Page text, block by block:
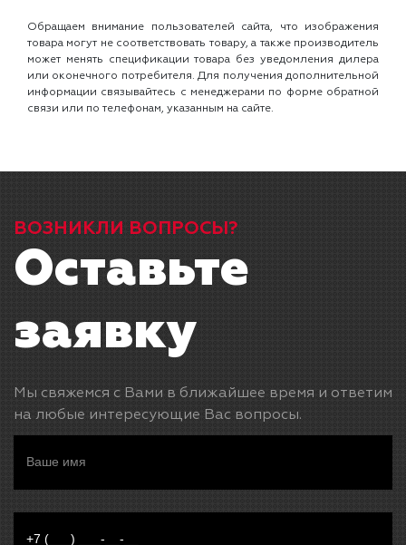
Обращаем внимание пользователей сайта, что изображения
товара могут не соответствовать товару, а также производитель
может менять спецификации товара без уведомления дилера
или оконечного потребителя. Для получения дополнительной
информации связывайтесь с менеджерами по форме обратной
связи или по телефонам, указанным на сайте.
ВОЗНИКЛИ ВОПРОСЫ?
Оставьте
заявку
Мы свяжемся с Вами в ближайшее время и ответим
на любые интересующие Вас вопросы.